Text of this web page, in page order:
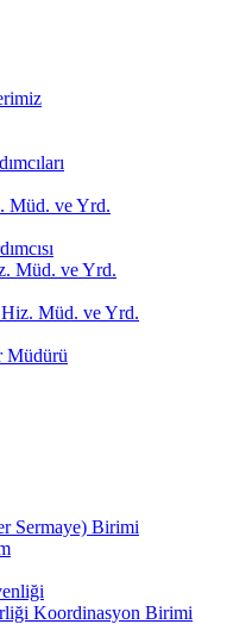
Müd. ve Yrd.
Müd. ve Yrd.
Müd. ve Yrd.
Müdürü
Sermaye) Birimi
Koordinasyon Birimi